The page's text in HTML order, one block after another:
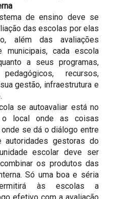
de ensino deve se
das escolas por elas
além das avaliações
municipais, cada escola
a seus programas,
recursos,
gestão, infraestrutura e
se autoavaliar está no
local onde as coisas
se dá o diálogo entre
autoridades gestoras do
escolar deve ser
os produtos das
Só uma boa e séria
às escolas a
efetivo com a avaliação